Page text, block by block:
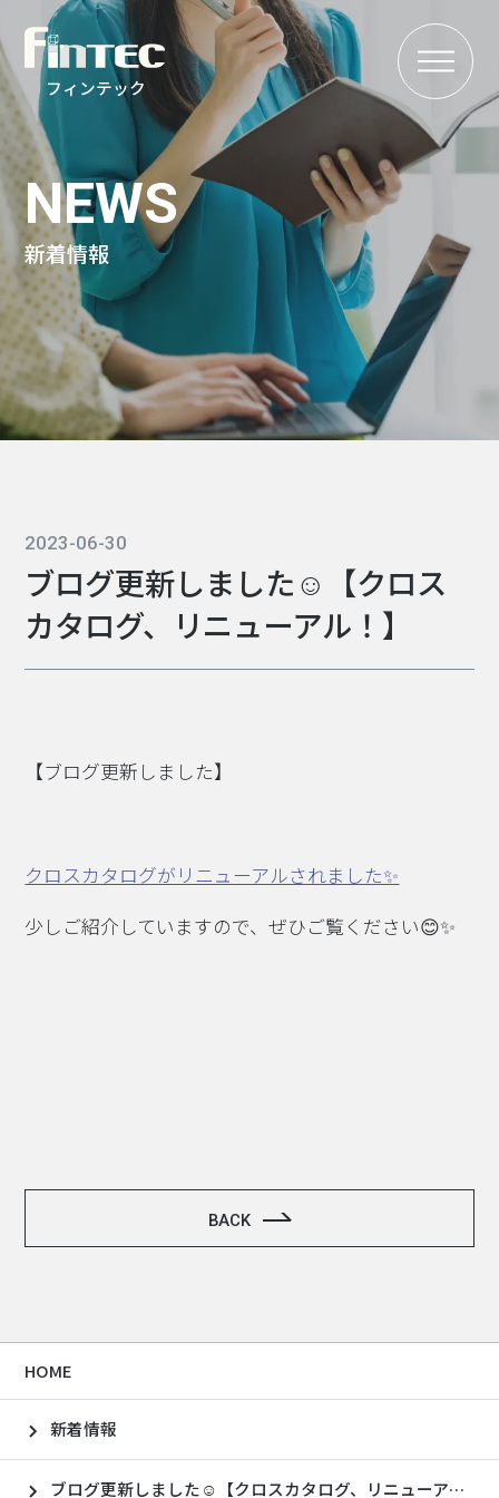
フィンテック
MENU
NEWS
新着情報
2023-06-30
ブログ更新しました☺【クロス
カタログ、リニューアル！】
【ブログ更新しました】
クロスカタログがリニューアルされました✨
少しご紹介していますので、ぜひご覧ください😊✨
BACK
HOME
新着情報
ブログ更新しました☺【クロスカタログ、リニューアル！】